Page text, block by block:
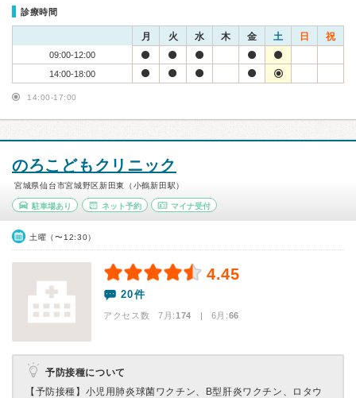
診療時間
月 火 水 木 金 土 日 祝
09:00-12:00
14:00-18:00
14:00-17:00
のろこどもクリニック
宮城県仙台市宮城野区新田東（小鶴新田駅）
駐車場あり ネット予約 マイナ受付
土曜（〜12:30）
4.45
20件
アクセス数 7月:174 | 6月:66
予防接種について
【予防接種】 小児用肺炎球菌ワクチン、B型肝炎ワクチン、ロタウ